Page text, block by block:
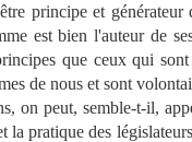
principe et
est bien l'auteur de
que ceux qui
de nous et sont
on peut, semble-t-il,
la pratique des